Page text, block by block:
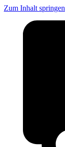
Zum Inhalt springen